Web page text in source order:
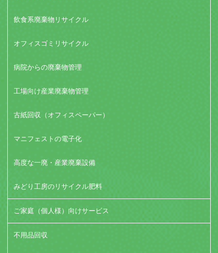
飲食系廃棄物リサイクル
オフィスゴミリサイクル
病院からの廃棄物管理
工場向け産業廃棄物管理
古紙回収（オフィスペーパー）
マニフェストの電子化
高度な一廃・産業廃棄設備
みどり工房のリサイクル肥料
ご家庭（個人様）向けサービス
不用品回収